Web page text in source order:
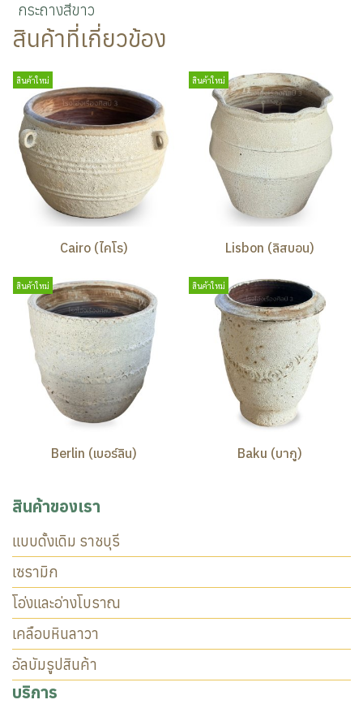
กระถางสีขาว
สินค้าที่เกี่ยวข้อง
สินค้าใหม่
Cairo (ไคโร)
สินค้าใหม่
Lisbon (ลิสบอน)
สินค้าใหม่
Berlin (เบอร์ลิน)
สินค้าใหม่
Baku (บากู)
สินค้าของเรา
แบบดั้งเดิม ราชบุรี
เซรามิก
โอ่งและอ่างโบราณ
เคลือบหินลาวา
อัลบัมรูปสินค้า
บริการ